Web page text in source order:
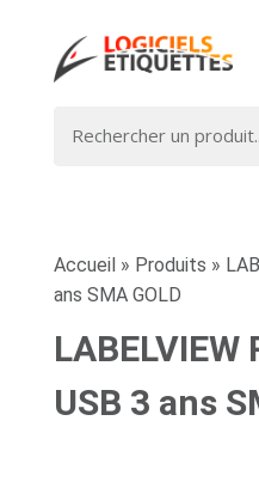
Accueil » Produits »
ans SMA GOLD
USB 3 ans